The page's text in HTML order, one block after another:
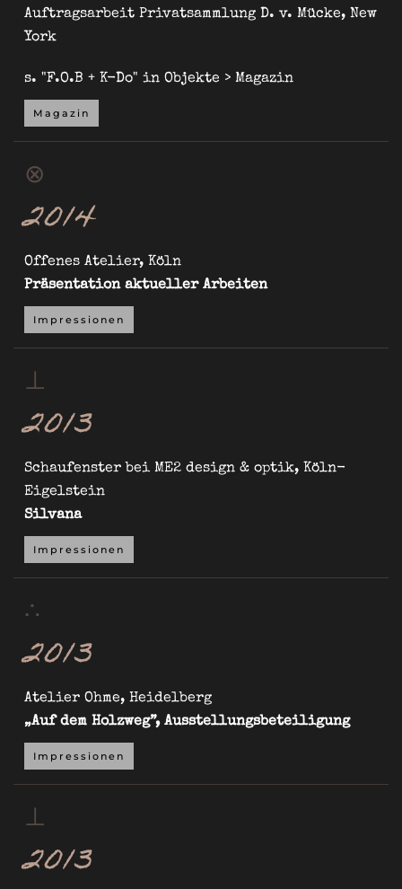
Auftragsarbeit Privatsammlung D. v. Mücke, New
York
s. "F.O.B + K-Do" in Objekte > Magazin
Magazin
⊗
2014
Offenes Atelier, Köln
Präsentation aktueller Arbeiten
Impressionen
⊥
2013
Schaufenster bei ME2 design & optik, Köln-
Eigelstein
Silvana
Impressionen
∴
2013
Atelier Ohme, Heidelberg
„Auf dem Holzweg”, Ausstellungsbeteiligung
Impressionen
⊥
2013